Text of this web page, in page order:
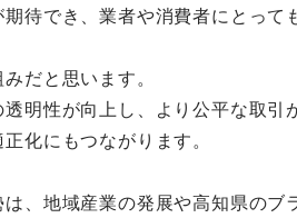
待でき、業者や消費者にとって
だと思います。
明性が向上し、より公平な取引
化にもつながります。
、地域産業の発展や高知県のブ